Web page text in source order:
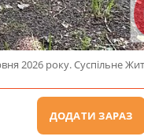
2026 року. Суспільне
ДОДАТИ ЗАРАЗ